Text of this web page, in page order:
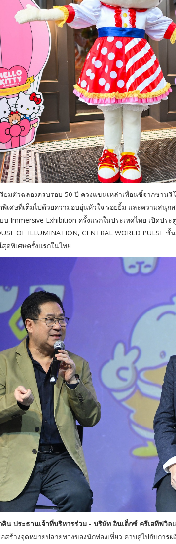
ยมตัวฉลองครบรอบ 50 ปี ควงแขนเหล่าเพื่อนซี้จากซาน
เศษที่เต็มไปด้วยความอบอุ่นหัวใจ รอยยิ้ม และความสนุ
บ Immersive Exhibition ครั้งแรกในประเทศไทย เปิดป
OF ILLUMINATION, CENTRAL WORLD PULSE
ดพิเศษครั้งแรกในไทย
น ประธานเจ้าที่บริหารร่วม - บริษัท อินเด็กซ์ ครีเอทีฟวิล
สร้างจุดหมายปลายทางของนักท่องเที่ยว ควบคู่ไปกับกา